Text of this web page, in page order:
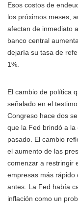
Esos costos de
los próximos meses,
afectan de inmediato
banco central
dejaría su tasa de
1%.
El cambio de política
señalado en el
Congreso hace dos
que la Fed brindó a
pasado. El cambio
el aumento de las
comenzar a restringir
empresas más rápido
antes. La Fed había
inflación como un